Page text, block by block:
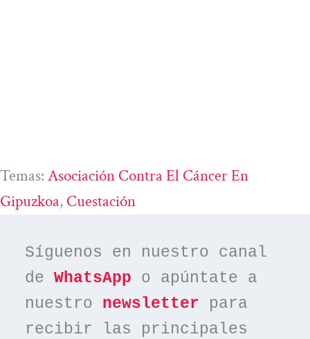
Temas: Asociación Contra El Cáncer En
Gipuzkoa, Cuestación
Síguenos en nuestro canal
de WhatsApp o apúntate a
nuestro newsletter para
recibir las principales